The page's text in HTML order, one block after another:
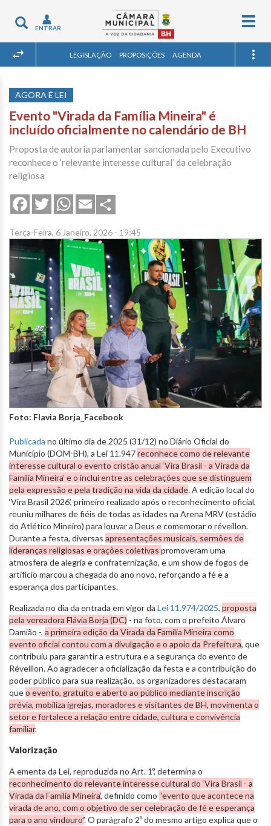
Toggle
navigation
ENTRAR
LEGISLAÇÃO PROPOSIÇÕES AGENDA
AGORA É LEI
Evento "Virada da Família Mineira" é
incluído oficialmente no calendário de BH
Proposta de autoria parlamentar sancionada pelo Executivo
reconhece o ‘relevante interesse cultural’ da celebração
religiosa
FacebookTwitterWhatsApp
Email
Terça-Feira, 6 Janeiro, 2026 - 19:45
Foto: Flavia Borja_Facebook
Publicada no último dia de 2025 (31/12) no Diário Oficial do
Município (DOM-BH), a Lei 11.947reconhece como de relevante
interesse cultural o evento cristão anual ‘Vira Brasil - a Virada da
Família Mineira’ e o inclui entre as celebrações que se distinguem
pela expressão e pela tradição na vida da cidade. A edição local do
‘Vira Brasil 2026’, primeiro realizado após o reconhecimento oficial,
reuniu milhares de fiéis de todas as idades na Arena MRV (estádio
do Atlético Mineiro) para louvar a Deus e comemorar o réveillon.
Durante a festa, diversas apresentações musicais, sermões de
lideranças religiosas e orações coletivas promoveram uma
atmosfera de alegria e confraternização, e um show de fogos de
artifício marcou a chegada do ano novo, reforçando a fé e a
esperança dos participantes.
Realizada no dia da entrada em vigor da Lei 11.974/2025, proposta
pela vereadora Flávia Borja (DC) - na foto, com o prefeito Álvaro
Damião -, a primeira edição da Virada da Família Mineira como
evento oficial contou com a divulgação e o apoio da Prefeitura, que
contribuiu para garantir a estrutura e a segurança do evento de
Réveillon. Ao agradecer a oficialização da festa e a contribuição do
poder público para sua realização, os organizadores destacaram
queo evento, gratuito e aberto ao público mediante inscrição
prévia, mobiliza igrejas, moradores e visitantes de BH, movimenta o
setor e fortalece a relação entre cidade, cultura e convivência
familiar.
Valorização
A ementa da Lei, reproduzida no Art. 1º, determina o
reconhecimento do relevante interesse cultural do ‘Vira Brasil - a
Virada da Família Mineira’, definido como “evento que acontece na
virada de ano, com o objetivo de ser celebração de fé e esperança
para o ano vindouro”. O parágrafo 2º do mesmo artigo explica que o